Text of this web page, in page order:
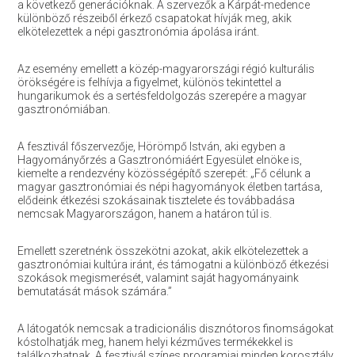
a következő generációknak. A szervezők a Kárpát-medence
különböző részeiből érkező csapatokat hívják meg, akik
elkötelezettek a népi gasztronómia ápolása iránt.
Az esemény emellett a közép-magyarországi régió kulturális
örökségére is felhívja a figyelmet, különös tekintettel a
hungarikumok és a sertésfeldolgozás szerepére a magyar
gasztronómiában.
A fesztivál főszervezője, Hörömpő István, aki egyben a
Hagyományőrzés a Gasztronómiáért Egyesület elnöke is,
kiemelte a rendezvény közösségépítő szerepét: „Fő célunk a
magyar gasztronómiai és népi hagyományok életben tartása,
elődeink étkezési szokásainak tisztelete és továbbadása
nemcsak Magyarországon, hanem a határon túl is.
Emellett szeretnénk összekötni azokat, akik elkötelezettek a
gasztronómiai kultúra iránt, és támogatni a különböző étkezési
szokások megismerését, valamint saját hagyományaink
bemutatását mások számára.”
A látogatók nemcsak a tradicionális disznótoros finomságokat
kóstolhatják meg, hanem helyi kézműves termékekkel is